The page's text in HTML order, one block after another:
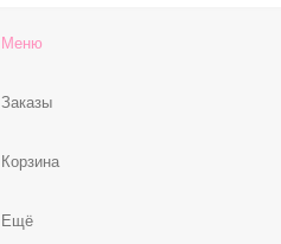
Меню
Заказы
Корзина
Ещё